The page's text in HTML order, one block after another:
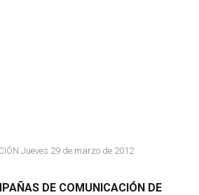
Jueves 29 de marzo de 2012
DE COMUNICACIÓN DE